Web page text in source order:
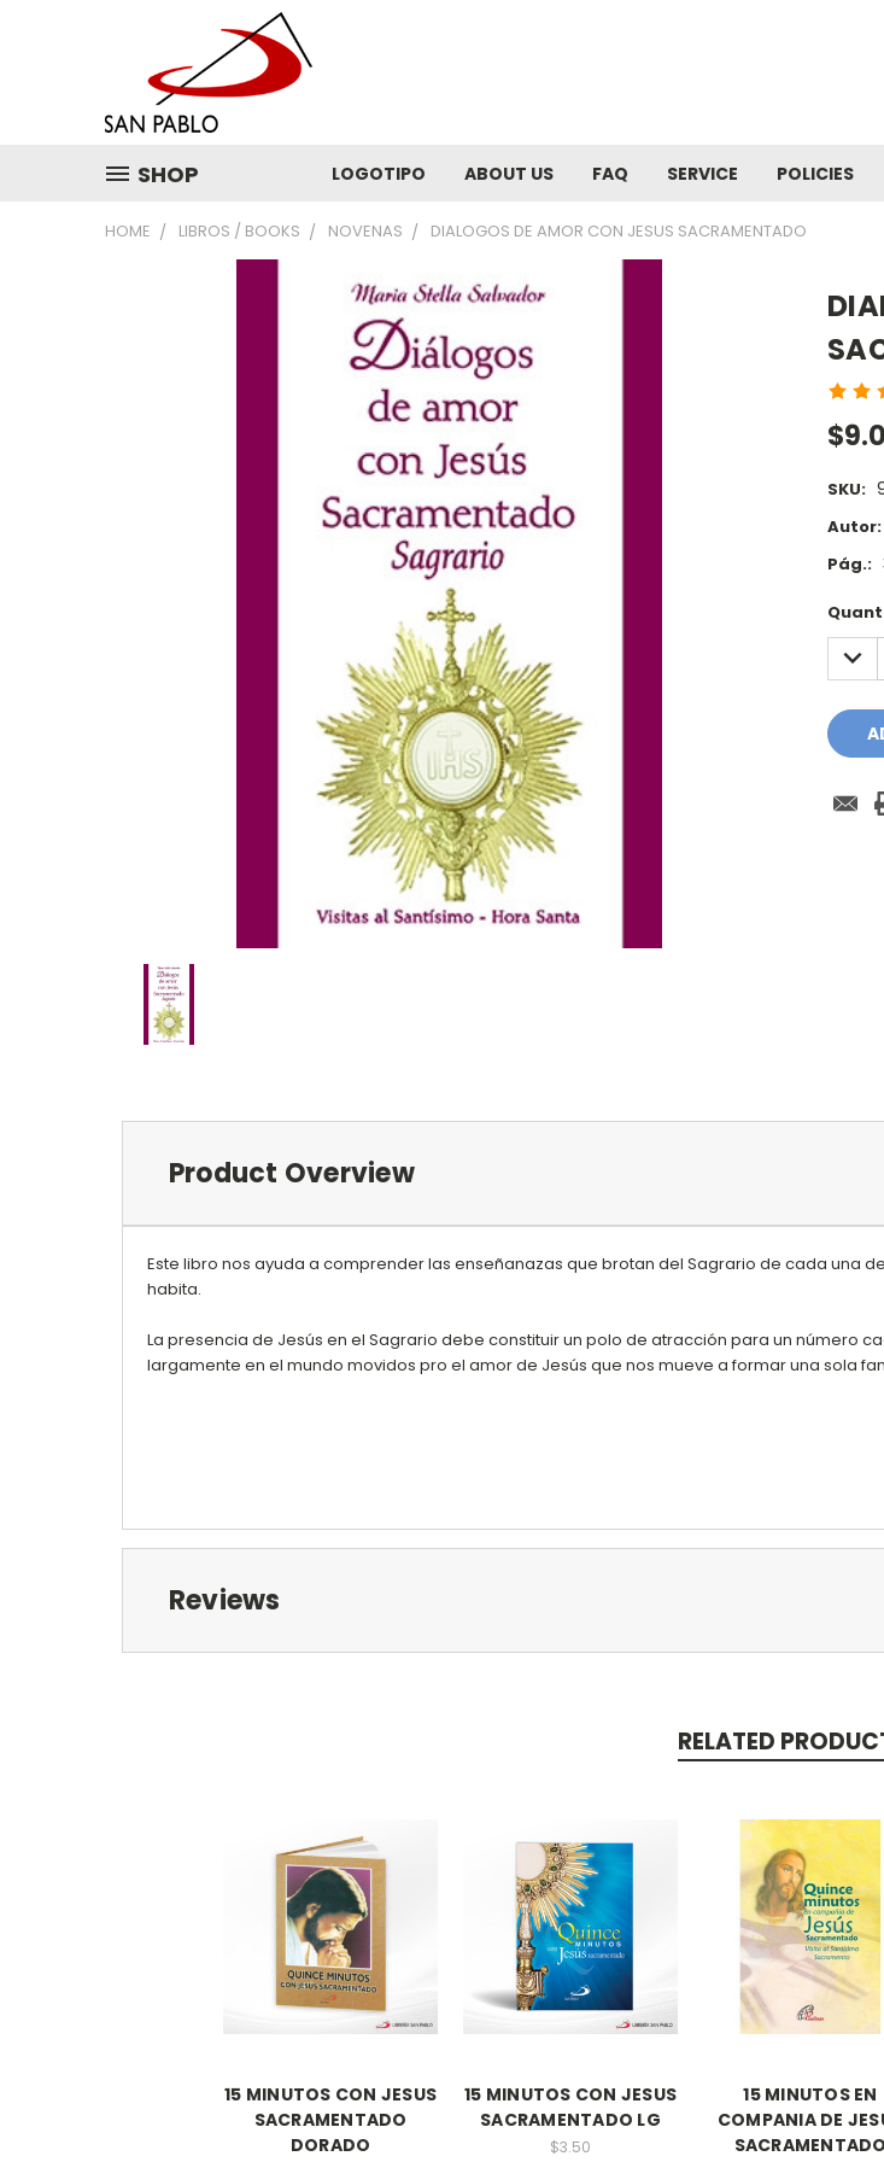
SHOP LOGOTIPO ABOUT US FAQ SERVICE POLICIES
HOME LIBROS / BOOKS NOVENAS DIALOGOS DE AMOR CON JESUS SACRAMENTADO
SKU:
Autor:
Pág.:
Stock:
Product Overview
Este libro nos ayuda a comprender las enseñanazas que brotan del Sagrario de cada una
habita.
La presencia de Jesús en el Sagrario debe constituir un polo de atracción para un número
largamente en el mundo movidos pro el amor de Jesús que nos mueve a formar una sola
Reviews
RELATED
15 MINUTOS CON JESUS
SACRAMENTADO
DORADO
15 MINUTOS CON JESUS
SACRAMENTADO LG
$3.50
15 MINUTOS EN
COMPANIA DE
SACRAMENTADO